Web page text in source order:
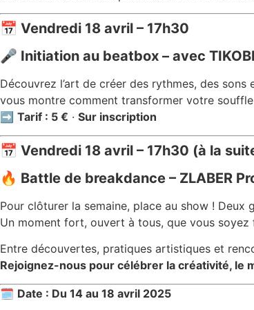
📅 Vendredi 18 avril – 17h30
🎤 Initiation au beatbox – avec
Découvrez l’art de créer des rythmes, des
vous montre comment transformer votre souffle
➡️ Tarif : 5 € · Sur inscription
📅 Vendredi 18 avril – 17h30 (à la
🔥 Battle de breakdance – ZLABER
Pour clôturer la semaine, place au show !
Un moment fort, ouvert à tous, que vous soyez
Entre découvertes, pratiques artistiques et
Rejoignez-nous pour célébrer la créativité, le
🗓️ Date : Du 14 au 18 avril 2025